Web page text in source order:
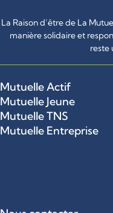
La Raison d’être de La
manière solidaire et
reste
Mutuelle Actif
Mutuelle Jeune
Mutuelle TNS
Mutuelle Entreprise